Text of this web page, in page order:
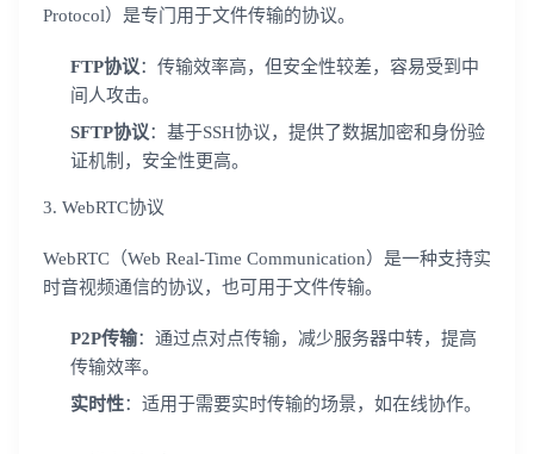
Protocol）是专门用于文件传输的协议。
FTP协议：传输效率高，但安全性较差，容易受到中
间人攻击。
SFTP协议：基于SSH协议，提供了数据加密和身份验
证机制，安全性更高。
3. WebRTC协议
WebRTC（Web Real-Time Communication）是一种支持实
时音视频通信的协议，也可用于文件传输。
P2P传输：通过点对点传输，减少服务器中转，提高
传输效率。
实时性：适用于需要实时传输的场景，如在线协作。